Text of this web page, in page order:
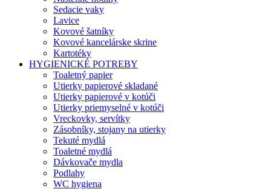
Sedacie vaky
Lavice
Kovové šatníky
Kovové kancelárske skrine
Kartotéky
HYGIENICKÉ POTREBY
Toaletný papier
Utierky papierové skladané
Utierky papierové v kotúči
Utierky priemyselné v kotúči
Vreckovky, servítky
Zásobníky, stojany na utierky
Tekuté mydlá
Toaletné mydlá
Dávkovače mydla
Podlahy
WC hygiena